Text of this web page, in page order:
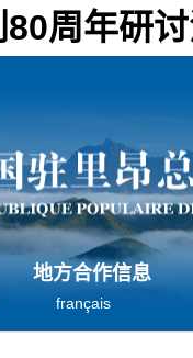
周年研
地方合作信息
français